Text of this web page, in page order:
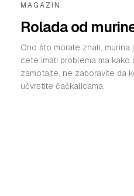
MAGAZIN
Rolada od
Ono što morate znati, murina
ćete imati problema ma
zamotajte, ne zaboravite da
učvrstite čačkalicama.